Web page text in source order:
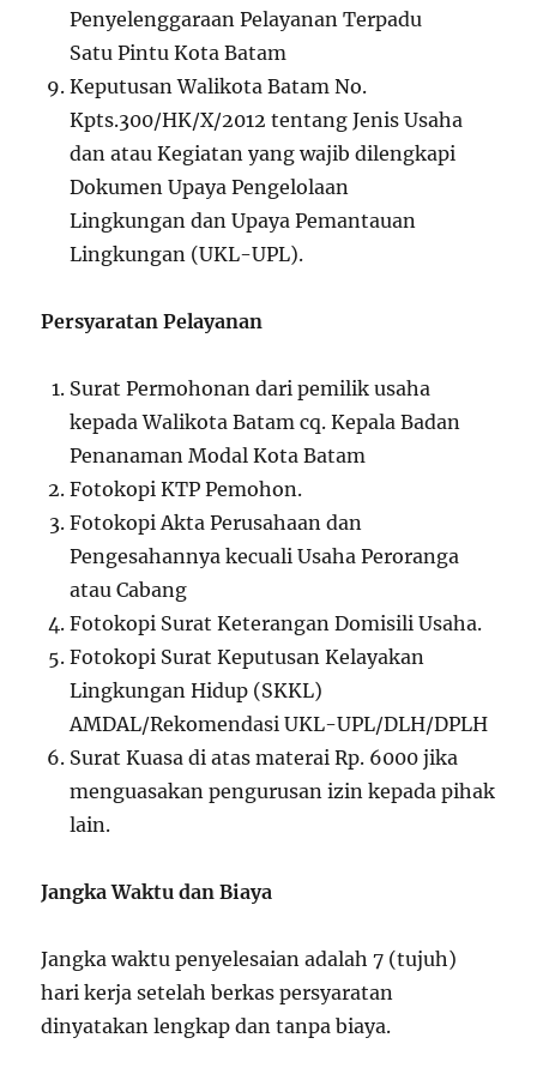
Penyelenggaraan Pelayanan Terpadu
Satu Pintu Kota Batam
Keputusan Walikota Batam No.
Kpts.300/HK/X/2012 tentang Jenis Usaha
dan atau Kegiatan yang wajib dilengkapi
Dokumen Upaya Pengelolaan
Lingkungan dan Upaya Pemantauan
Lingkungan (UKL-UPL).
Persyaratan Pelayanan
Surat Permohonan dari pemilik usaha
kepada Walikota Batam cq. Kepala Badan
Penanaman Modal Kota Batam
Fotokopi KTP Pemohon.
Fotokopi Akta Perusahaan dan
Pengesahannya kecuali Usaha Peroranga
atau Cabang
Fotokopi Surat Keterangan Domisili Usaha.
Fotokopi Surat Keputusan Kelayakan
Lingkungan Hidup (SKKL)
AMDAL/Rekomendasi UKL-UPL/DLH/DPLH
Surat Kuasa di atas materai Rp. 6000 jika
menguasakan pengurusan izin kepada pihak
lain.
Jangka Waktu dan Biaya
Jangka waktu penyelesaian adalah 7 (tujuh)
hari kerja setelah berkas persyaratan
dinyatakan lengkap dan tanpa biaya.